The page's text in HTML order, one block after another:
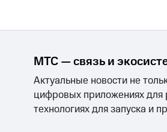
МТС — связь и
Актуальные новости не
цифровых приложениях для
технологиях для запуска и